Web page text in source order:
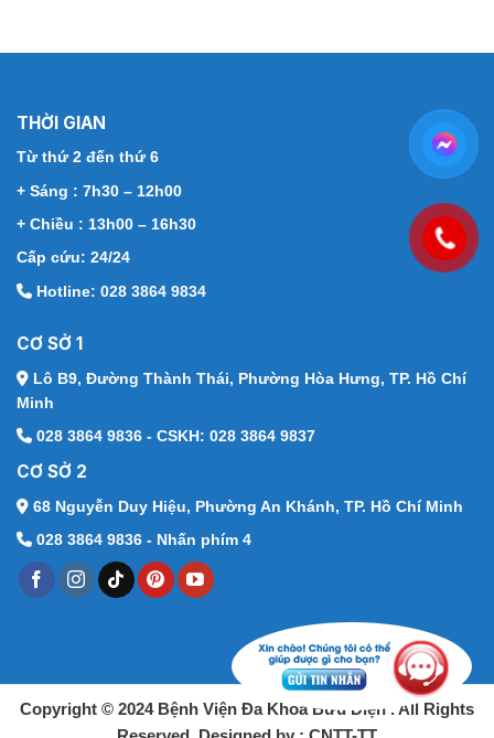
THỜI GIAN
Từ thứ 2 đến thứ 6
+ Sáng : 7h30 – 12h00
+ Chiều : 13h00 – 16h30
Cấp cứu: 24/24
Hotline: 028 3864 9834
CƠ SỞ 1
Lô B9, Đường Thành Thái, Phường Hòa Hưng, TP. Hồ Chí
Minh
028 3864 9836 - CSKH: 028 3864 9837
CƠ SỞ 2
68 Nguyễn Duy Hiệu, Phường An Khánh, TP. Hồ Chí Minh
028 3864 9836 - Nhấn phím 4
Copyright © 2024 Bệnh Viện Đa Khoa Bưu Điện . All Rights